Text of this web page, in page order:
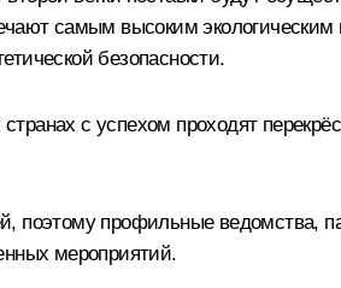
самым высоким экологическим
безопасности.
с успехом проходят
профильные ведомства,
мероприятий.